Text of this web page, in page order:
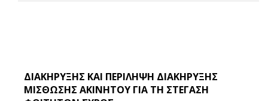
ΔΙΑΚΗΡΥΞΗΣ ΚΑΙ ΠΕΡΙΛΗΨΗ ΔΙΑΚΗΡΥΞΗΣ
ΜΙΣΘΩΣΗΣ ΑΚΙΝΗΤΟΥ ΓΙΑ ΤΗ ΣΤΕΓΑΣΗ